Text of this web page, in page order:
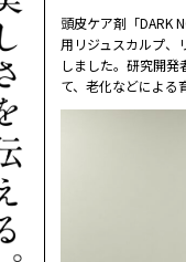
頭皮ケア剤「DARK
用リジュスカルプ、
しました。研究開
て、老化などによる